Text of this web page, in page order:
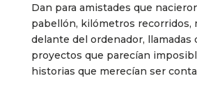
Dan para amistades que
pabellón, kilómetros recorridos,
delante del ordenador, llamadas
proyectos que parecían
historias que merecían ser